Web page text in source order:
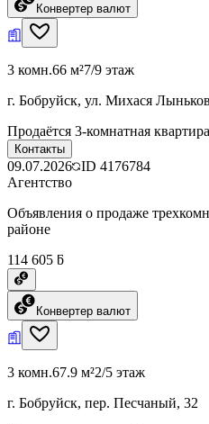
Конвертер валют
3 комн.66 м²7/9 этаж
г. Бобруйск, ул. Михася
Продаётся 3-комнатная
Контакты
09.07.2026 ID 4176784
Агентство
Объявления о продаже
районе
114 605 ƃ
Конвертер валют
3 комн.67.9 м²2/5 этаж
г. Бобруйск, пер. Песчаный, 32